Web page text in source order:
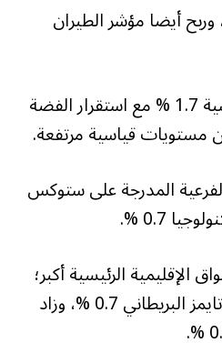
البنوك 1.3 %، وربح أيضا مؤشر ​الطيران
وربح مؤشر الموارد الأساسية 1.7 % مع استقرار الفضة
مستويات قياسية مرتفعة.
المدرجة على ستوكس
الإقليمية الرئيسية أكبر؛
إذ ربح المؤشر فاينانشال تايمز البريطاني ⁠0.7 %، وزاد